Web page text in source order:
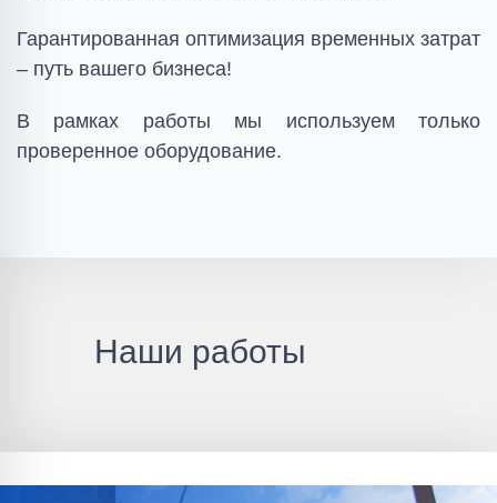
Гарантированная оптимизация временных затрат
– путь вашего бизнеса!
В рамках работы мы используем только
проверенное оборудование.
Наши работы